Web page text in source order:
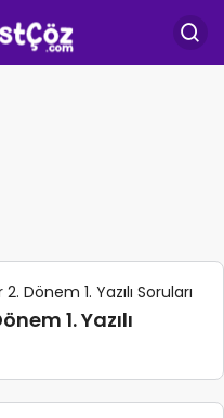
Dönem 1. Yazılı Soruları
1. Yazılı